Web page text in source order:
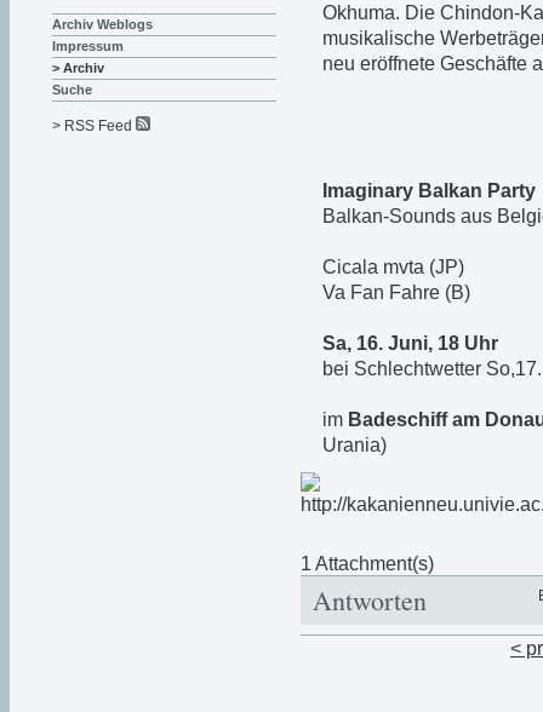
Okhuma. Die Chindon-
musikalische
neu eröffnete Geschäfte
Imaginary Balkan Party
Balkan-Sounds aus
Cicala mvta (JP)
Va Fan Fahre (B)
Sa, 16. Juni, 18 Uhr
bei Schlechtwetter
im Badeschiff am
Urania)
1 Attachment(s)
Antworten
<
Archiv Weblogs
Impressum
> Archiv
Suche
> RSS Feed